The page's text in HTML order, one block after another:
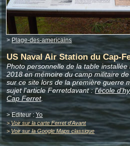
> Plage-des-americains
US Naval Air Station du Cap-
Photo personnelle de la table
2018 en mémoire du camp militaire
sur ce site lors de la première guerre
sujet l'article Ferretdavant :l'école
Cap Ferret.
> Editeur :Yo
>Voir sur la carte Ferret d'Avant
> Voir sur la Google Maps classique